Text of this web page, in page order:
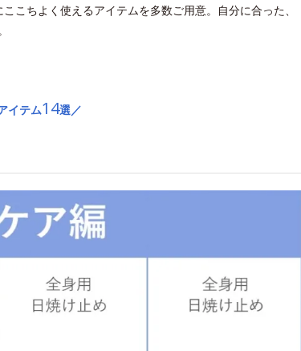
こちよく使えるアイテムを多数ご用意。自分に合った、
イテム14選／